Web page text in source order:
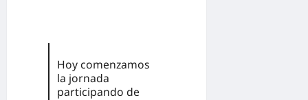
Hoy comenzamos
la jornada
participando de